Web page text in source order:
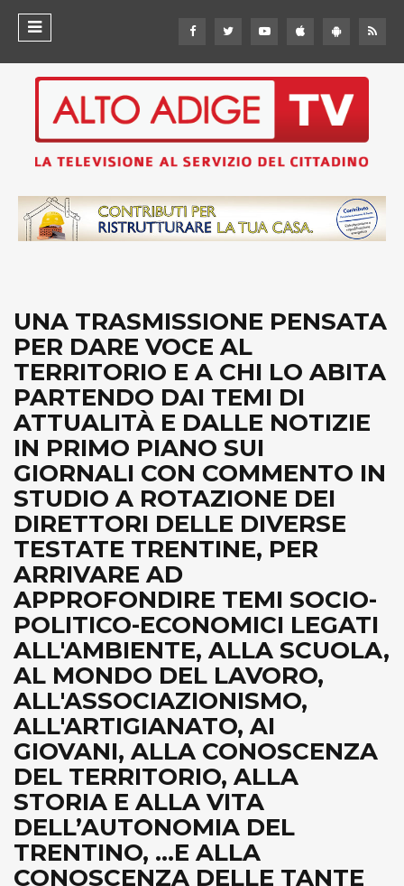
UNA TRASMISSIONE PENSATA
PER DARE VOCE AL
TERRITORIO E A CHI LO ABITA
PARTENDO DAI TEMI DI
ATTUALITÀ E DALLE NOTIZIE
IN PRIMO PIANO SUI
GIORNALI CON COMMENTO IN
STUDIO A ROTAZIONE DEI
DIRETTORI DELLE DIVERSE
TESTATE TRENTINE, PER
ARRIVARE AD
APPROFONDIRE TEMI SOCIO-
POLITICO-ECONOMICI LEGATI
ALL'AMBIENTE, ALLA SCUOLA,
AL MONDO DEL LAVORO,
ALL'ASSOCIAZIONISMO,
ALL'ARTIGIANATO, AI
GIOVANI, ALLA CONOSCENZA
DEL TERRITORIO, ALLA
STORIA E ALLA VITA
DELL’AUTONOMIA DEL
TRENTINO, ...E ALLA
CONOSCENZA DELLE TANTE